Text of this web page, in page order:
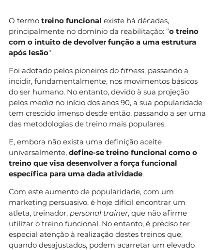
O termo treino funcional existe há décadas,
principalmente no domínio da reabilitação: “o treino
com o intuito de devolver função a uma estrutura
após lesão“.
Foi adotado pelos pioneiros do fitness, passando a
incidir, fundamentalmente, nos movimentos básicos
do ser humano. No entanto, devido à sua projeção
pelos media no início dos anos 90, a sua popularidade
tem crescido imenso desde então, passando a ser uma
das metodologias de treino mais populares.
E, embora não exista uma definição aceite
universalmente, define-se treino funcional como o
treino que visa desenvolver a força funcional
específica para uma dada atividade.
Com este aumento de popularidade, com um
marketing persuasivo, é hoje difícil encontrar um
atleta, treinador, personal trainer, que não afirme
utilizar o treino funcional. No entanto, é preciso ter
especial atenção à realização destes treinos que,
quando desajustados, podem acarretar um elevado